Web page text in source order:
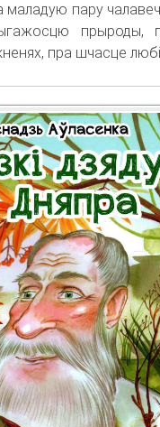
маладую пару
прыроды,
пра шчасце